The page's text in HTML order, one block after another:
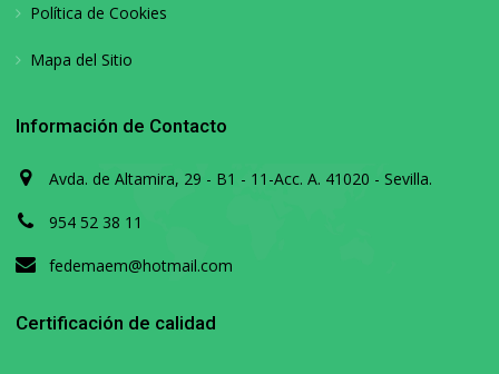
Política de Cookies
Mapa del Sitio
Información de Contacto
Avda. de Altamira, 29 - B1 - 11-Acc. A. 41020 - Sevilla.
954 52 38 11
fedemaem@hotmail.com
Certificación de calidad